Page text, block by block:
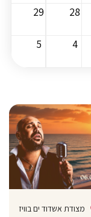
28
29
4
5
מצודת אשדוד ים בוויז